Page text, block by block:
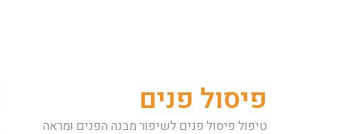
פיסול פנים
טיפול פיסול פנים לשיפור מבנה הפנים ומראה